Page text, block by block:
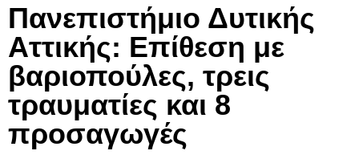
Πανεπιστήμιο Δυτικής
Αττικής: Επίθεση με
βαριοπούλες, τρεις
τραυματίες και 8
προσαγωγές